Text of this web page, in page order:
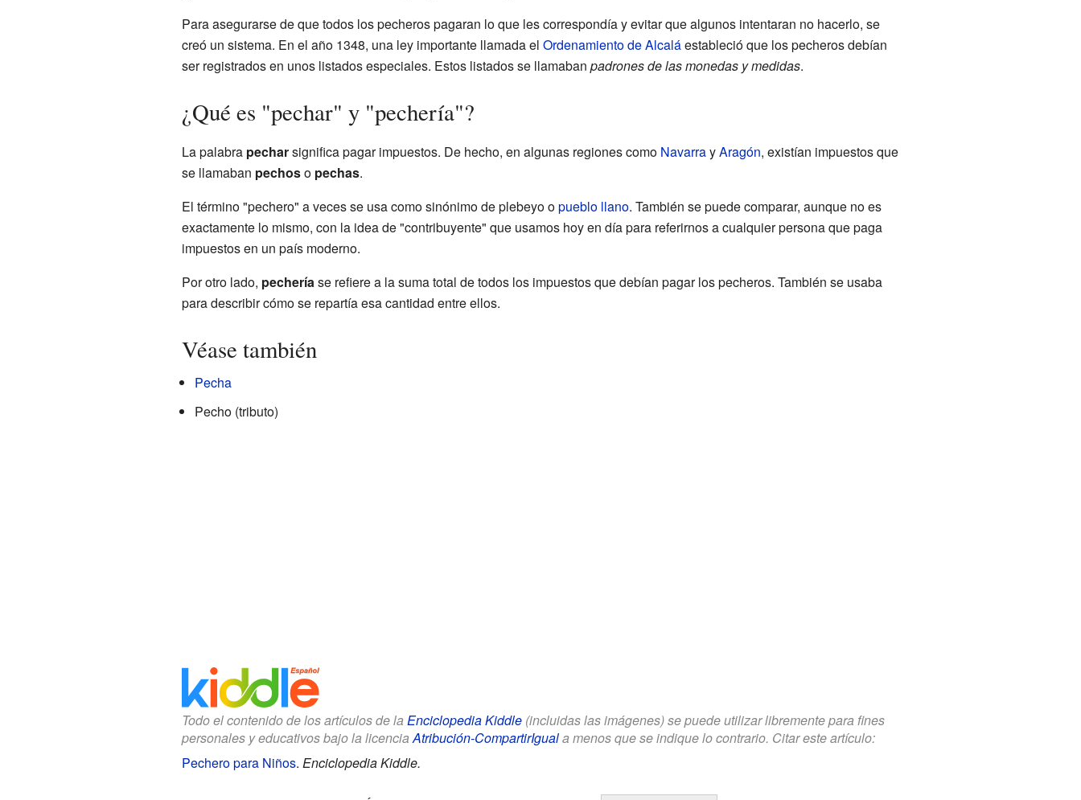
Para asegurarse de que todos los pecheros pagaran lo que les correspondía y evitar que algunos intentaran no hacerlo, se
creó un sistema. En el año 1348, una ley importante llamada el Ordenamiento de Alcaláestableció que los pecheros debían
ser registrados en unos listados especiales. Estos listados se llamaban padrones de las monedas y medidas.
¿Qué es "pechar" y "pechería"?
La palabra pecharsignifica pagar impuestos. De hecho, en algunas regiones como NavarrayAragón, existían impuestos que
se llamaban pechoso pechas.
El término "pechero" a veces se usa como sinónimo de plebeyo opueblo llano. También se puede comparar, aunque no es
exactamente lo mismo, con la idea de "contribuyente" que usamos hoy en día para referirnos a cualquier persona que paga
impuestos en un país moderno.
Por otro lado, pecheríase refiere a la suma total de todos los impuestos que debían pagar los pecheros. También se usaba
para describir cómo se repartía esa cantidad entre ellos.
Véase también
Pecha
Pecho (tributo)
Todo el contenido de los artículos de la Enciclopedia Kiddle(incluidas las imágenes) se puede utilizar libremente para fines
personales y educativos bajo la licenciaAtribución-CompartirIguala menos que se indique lo contrario. Citar este artículo:
Pechero para Niños. Enciclopedia Kiddle.